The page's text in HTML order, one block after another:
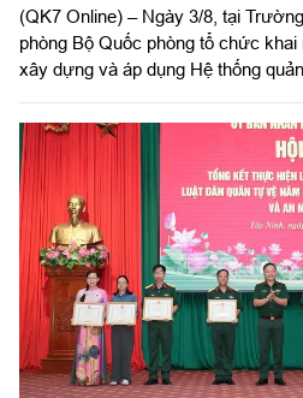
(QK7 Online) – Ngày 3/8, tại
phòng Bộ Quốc phòng tổ chức
xây dựng và áp dụng Hệ thống
Nam.